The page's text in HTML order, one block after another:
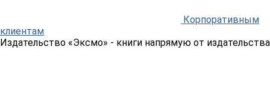
Корпоративным
клиентам
Издательство «Эксмо» - книги напрямую от издательства